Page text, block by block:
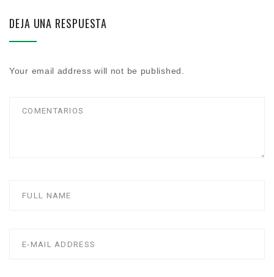
DEJA UNA RESPUESTA
Your email address will not be published.